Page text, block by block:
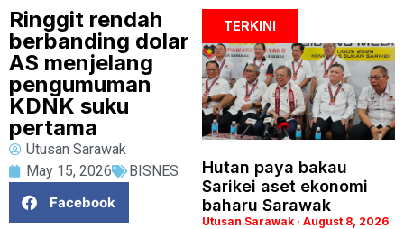
Ringgit rendah
berbanding dolar
AS menjelang
pengumuman
KDNK suku
pertama
Utusan Sarawak
May 15, 2026
BISNES
Facebook
TERKINI
Hutan paya bakau
Sarikei aset ekonomi
baharu Sarawak
Utusan Sarawak August 8, 2026